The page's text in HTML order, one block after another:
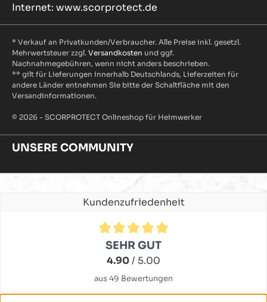
Internet: www.scorprotect.de
* Verkauf an Privatkunden/Verbraucher. Alle Preise inkl. gesetzl.
Mehrwertsteuer zzgl. Versandkosten und ggf.
Nachnahmegebühren, wenn nicht anders beschrieben.
** gilt für Lieferungen innerhalb Deutschlands, Lieferzeiten für
andere Länder entnehmen Sie bitte der Schaltfläche mit den
Versandinformationen.
© 2026 - SCORPROTECT Onlineshop für Heimwerker
UNSERE COMMUNITY
Kundenzufriedenheit
Durchschnittliche Bewertung von 4.9 von 5 Sternen
SEHR GUT
4.90/ 5.00
aus 49 Bewertungen